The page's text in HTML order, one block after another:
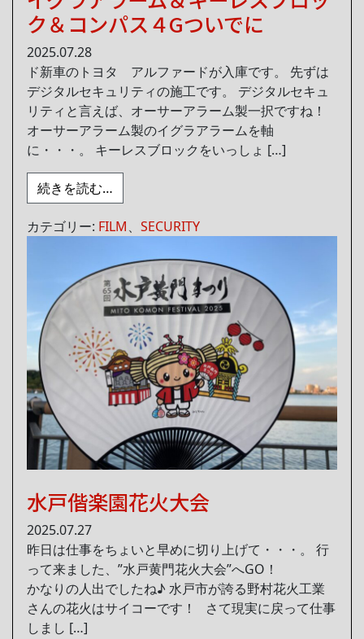
ク＆コンパス４Gついでに
2025.07.28
ド新車のトヨタ アルファードが入庫です。 先ずは
デジタルセキュリティの施工です。 デジタルセキュ
リティと言えば、オーサーアラーム製一択ですね！
オーサーアラーム製のイグラアラームを軸
に・・・。 キーレスブロックをいっしょ […]
続きを読む…
カテゴリー: FILM、 SECURITY
水戸偕楽園花火大会
2025.07.27
昨日は仕事をちょいと早めに切り上げて・・・。 行
って来ました、”水戸黄門花火大会”へGO！
かなりの人出でしたね♪ 水戸市が誇る野村花火工業
さんの花火はサイコーです！ さて現実に戻って仕事
しまし […]